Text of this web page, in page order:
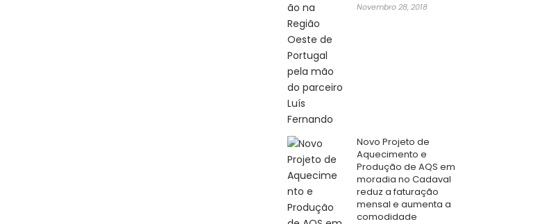
Novembro 28, 2018
Novo Projeto de
Aquecimento e
Produção de AQS em
moradia no Cadaval
reduz a faturação
mensal e aumenta a
comodidade